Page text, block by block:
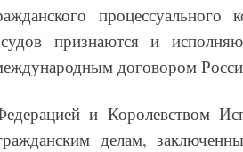
процессуального
признаются и
договором
и Королевством
делам,